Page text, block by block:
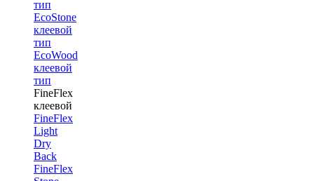
тип
EcoStone
клеевой
тип
EcoWood
клеевой
тип
FineFlex
клеевой
FineFlex
Light
Dry
Back
FineFlex